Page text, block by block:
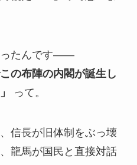
ったんです――
の布陣の内閣が誕生し
って。
信長が旧体制をぶっ壊
龍馬が国民と直接対話